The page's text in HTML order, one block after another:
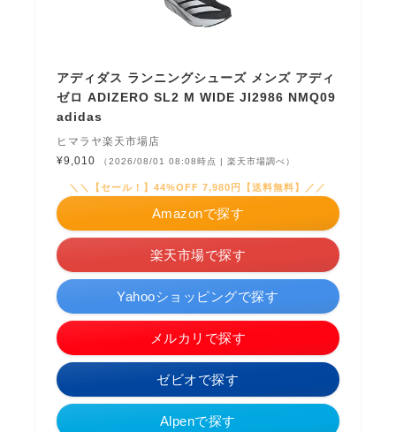
アディダス ランニングシューズ メンズ アディ
ゼロ ADIZERO SL2 M WIDE JI2986 NMQ09
adidas
ヒマラヤ楽天市場店
¥9,010
（2026/08/01 08:08時点 | 楽天市場調べ）
＼＼【セール！】44%OFF 7,980円【送料無料】／／
Amazonで探す
楽天市場で探す
Yahooショッピングで探す
メルカリで探す
ゼビオで探す
Alpenで探す